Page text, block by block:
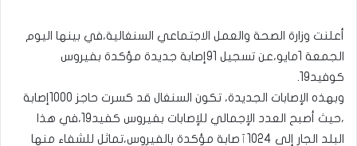
أعلنت وزارة الصحة والعمل الاجتماعي السنغالية،في بينها اليوم
الجمعة 1مايو،عن تسجيل 91إصابة جديدة مؤكدة بفيروس
كوفيد19.
وبهذه الإصابات الجديدة، تكون السنغال قد كسرت حاجز 1000إصابة
،حيث أصبح العدد الإجمالي للإصابات بفيروس كفيد19،في هذا
البلد الجار إلى 1024ٱصابة مؤكدة بالفيروس،تماثل للشفاء منها